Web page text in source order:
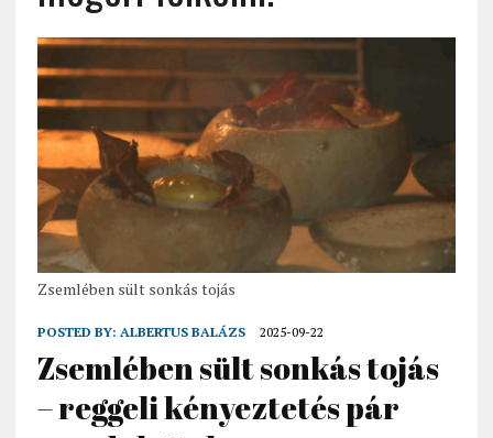
Zsemlében sült sonkás tojás
POSTED BY: ALBERTUS BALÁZS 2025-09-22
Zsemlében sült sonkás tojás
– reggeli kényeztetés pár